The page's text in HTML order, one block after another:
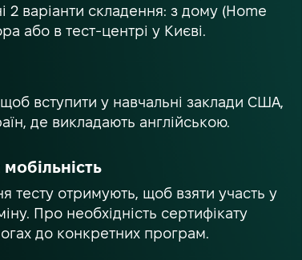
2 варіанти складення: з дому (Home
або в тест-центрі у Києві.
щоб вступити у навчальні заклади США,
де викладають англійською.
тесту отримують, щоб взяти участь у
Про необхідність сертифікату
до конкретних програм.